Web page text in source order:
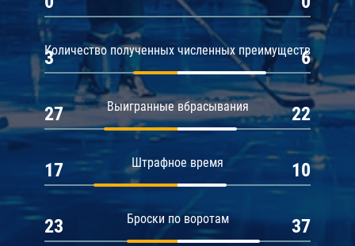
Количество полученных численных преимуществ
3 6
Выигранные вбрасывания
27 22
Штрафное время
17 10
Броски по воротам
23 37